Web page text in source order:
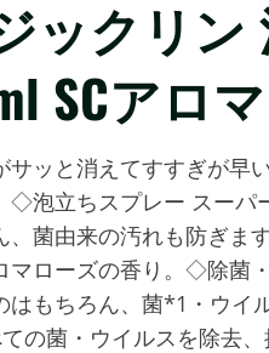
ックリン
SCアロ
ッと消えてすすぎが早
◇泡立ちスプレー スーパ
菌由来の汚れも防ぎま
マローズの香り。◇除菌
もちろん、菌*1・ウイ
の菌・ウイルスを除去、